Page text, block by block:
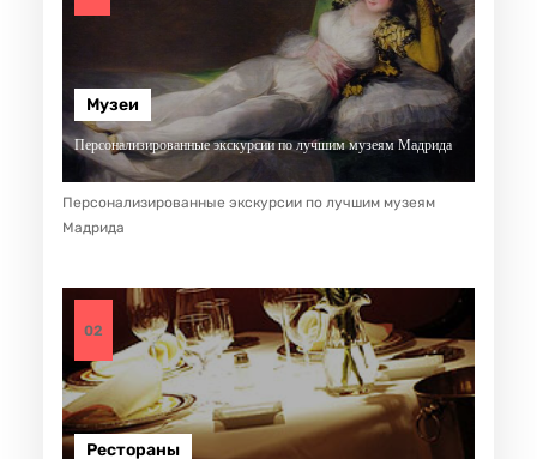
Музеи
Персонализированные экскурсии по лучшим музеям Мадрида
Персонализированные экскурсии по лучшим музеям
Мадрида
02
Рестораны